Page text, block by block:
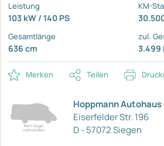
Leistung
103 kW / 140 PS
KM-
Gesamtlänge
636 cm
zul.
3.499
Merken Teilen
Hoppmann Autohaus
Eiserfelder Str. 196
D - 57072 Siegen